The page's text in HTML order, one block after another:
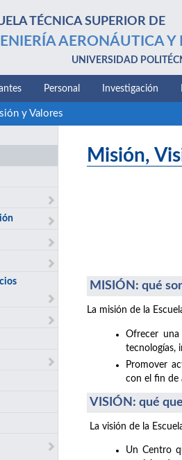
TÉCNICA SUPERIOR DE
AERONÁUTICA Y
UNIVERSIDAD
Personal Investigación
y Valores
Misión,
MISIÓN: qué
La misión de la
Ofrecer
tecnologías,
Promover
con el fin de
VISIÓN: qué
La visión de la
Un Centro